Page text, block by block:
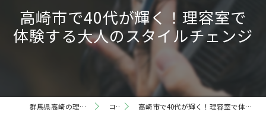
高崎市で40代が輝く！理容室で
体験する大人のスタイルチェンジ
群馬県高崎の理容室ならairyu hair コラム 高崎市で40代が輝く！理容室で体験する大人のスタイルチェンジ